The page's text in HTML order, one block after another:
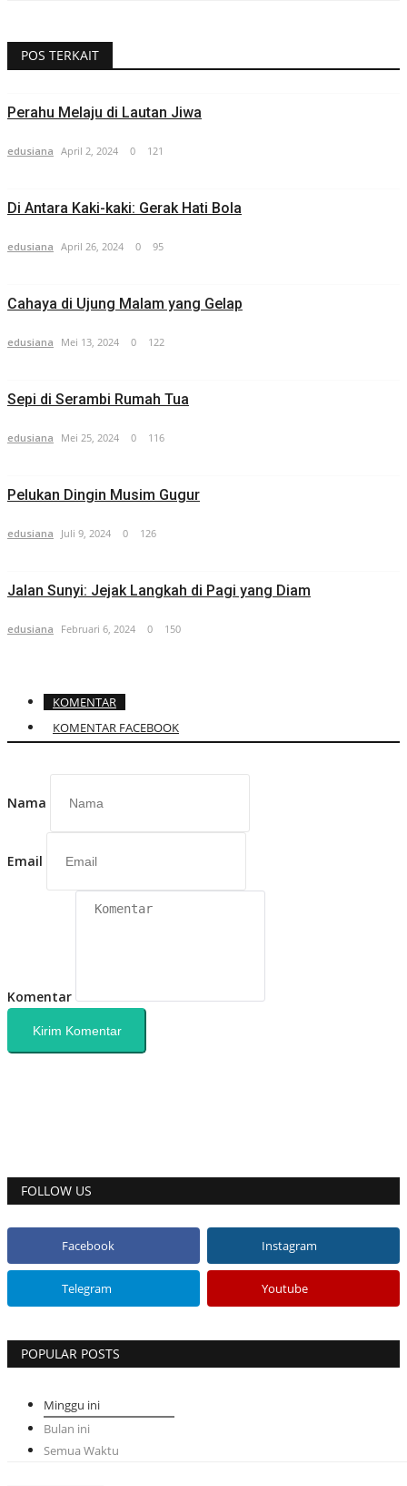
POS TERKAIT
Perahu Melaju di Lautan Jiwa
edusiana April 2, 2024 0 121
Di Antara Kaki-kaki: Gerak Hati Bola
edusiana April 26, 2024 0 95
Cahaya di Ujung Malam yang Gelap
edusiana Mei 13, 2024 0 122
Sepi di Serambi Rumah Tua
edusiana Mei 25, 2024 0 116
Pelukan Dingin Musim Gugur
edusiana Juli 9, 2024 0 126
Jalan Sunyi: Jejak Langkah di Pagi yang Diam
edusiana Februari 6, 2024 0 150
KOMENTAR
KOMENTAR FACEBOOK
Nama
Email
Komentar
Kirim Komentar
FOLLOW US
Facebook Instagram
Telegram Youtube
POPULAR POSTS
Minggu ini
Bulan ini
Semua Waktu